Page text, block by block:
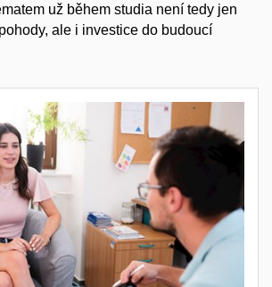
už během studia není tedy jen
ale i investice do budoucí